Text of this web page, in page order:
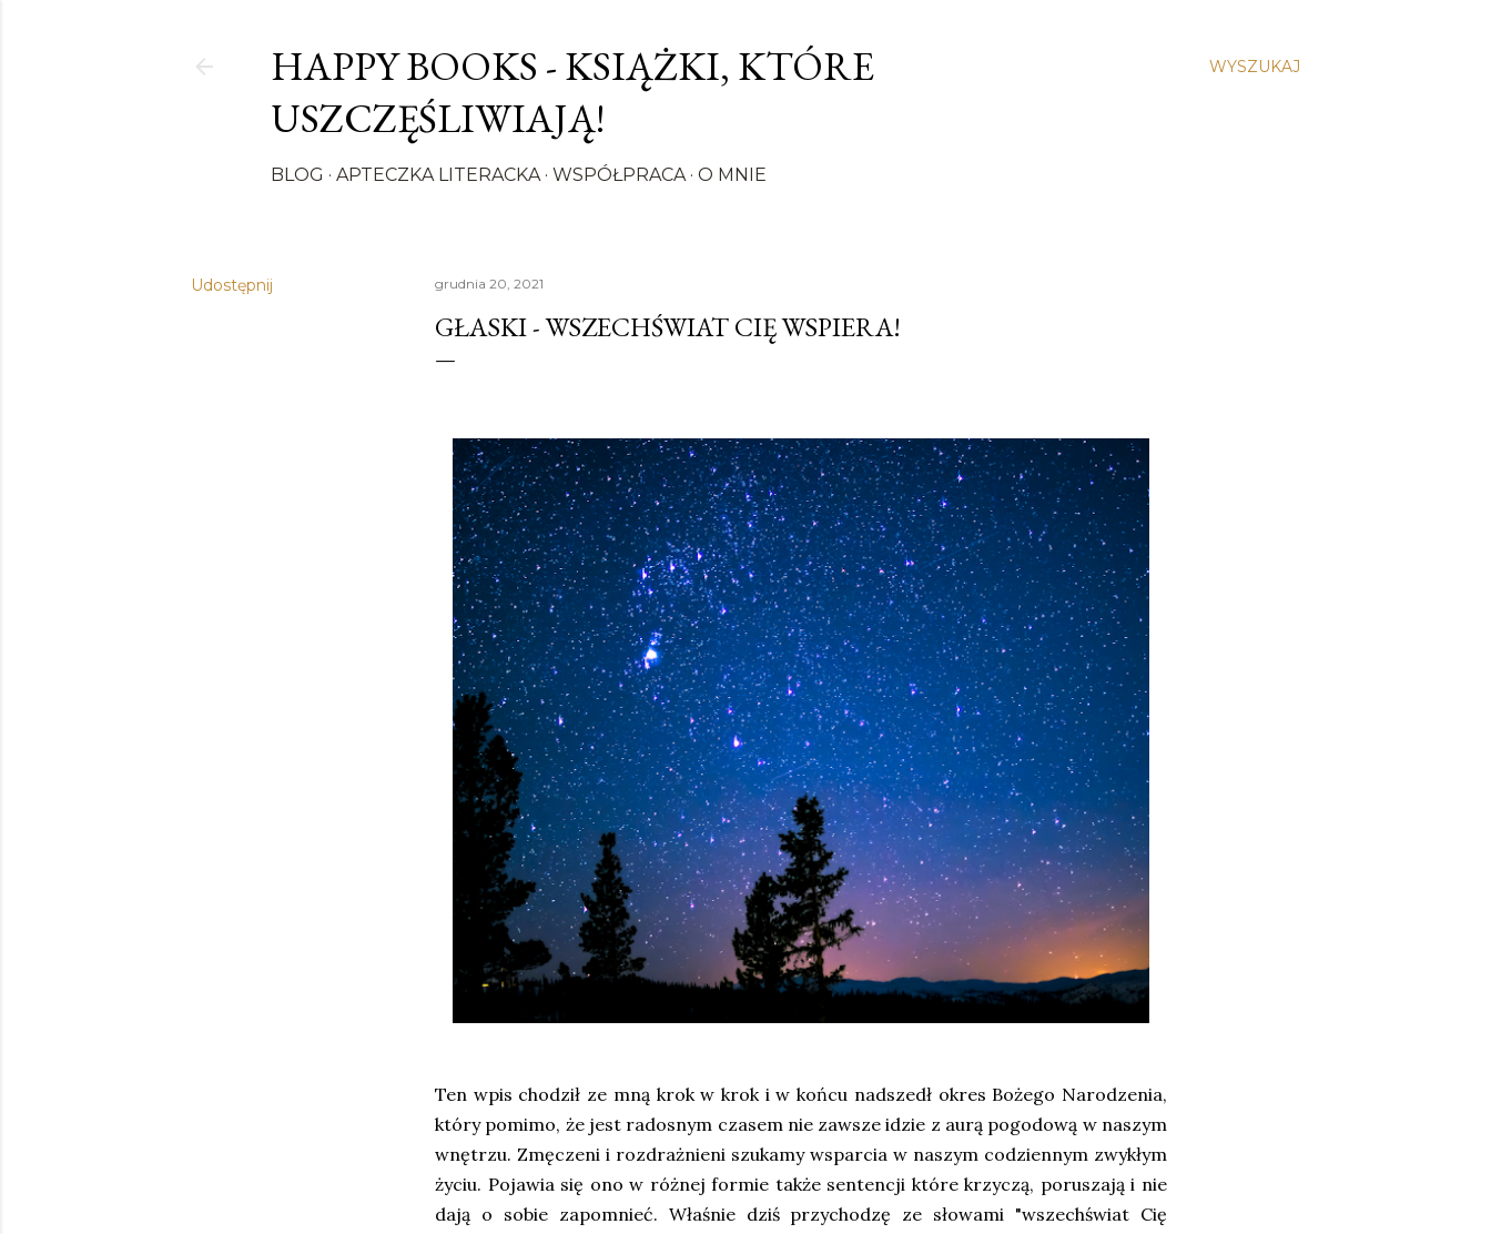
WYSZUKAJ
HAPPY BOOKS - KSIĄŻKI, KTÓRE
USZCZĘŚLIWIAJĄ!
BLOG APTECZKA LITERACKA WSPÓŁPRACA O MNIE
Udostępnij grudnia 20, 2021
GŁASKI - WSZECHŚWIAT CIĘ WSPIERA!
Ten wpis chodził ze mną krok w krok i w końcu nadszedł okres Bożego Narodzenia,
który pomimo, że jest radosnym czasem nie zawsze idzie z aurą pogodową w naszym
wnętrzu. Zmęczeni i rozdrażnieni szukamy wsparcia w naszym codziennym zwykłym
życiu. Pojawia się ono w różnej formie także sentencji które krzyczą, poruszają i nie
dają o sobie zapomnieć. Właśnie dziś przychodzę ze słowami "wszechświat Cię